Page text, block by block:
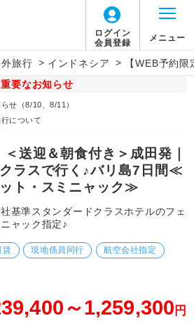
ログイン
会員登録
メニュー
旅行 > インドネシア >
【WEB予約
重要なお知らせ
せ（8/10、8/11）
について
＜送迎＆朝食付き＞成田発｜
ラスで行く♪バリ島7日間≪
ト・スミニャック≫
基準スタンダードクラスホテルのフェ
ャック指定♪
賃 現地係員同行 航空会社指定
～1,259,300 円